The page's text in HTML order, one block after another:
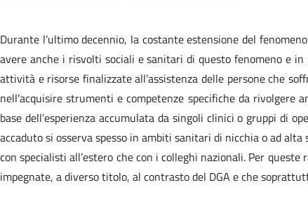
Durante l’ultimo decennio, la costante estensione del
avere anche i risvolti sociali e sanitari di questo fenomeno e
attività e risorse finalizzate all’assistenza delle persone che
nell’acquisire strumenti e competenze specifiche da rivolgere
base dell’esperienza accumulata da singoli clinici o gruppi di
accaduto si osserva spesso in ambiti sanitari di nicchia o ad
con specialisti all’estero che con i colleghi nazionali. Per
impegnate, a diverso titolo, al contrasto del DGA e che